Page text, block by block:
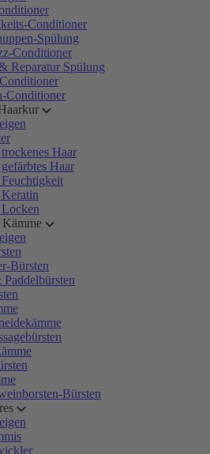
Conditioner
Spülung
Conditioner
Reparatur Spülung
Conditioner
Haar
Haar
Bürsten
Bürsten